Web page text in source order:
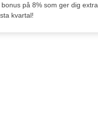
på 8% som ger dig
kvartal!